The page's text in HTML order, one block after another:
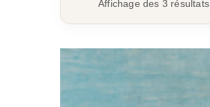
Affichage des 3 résultats